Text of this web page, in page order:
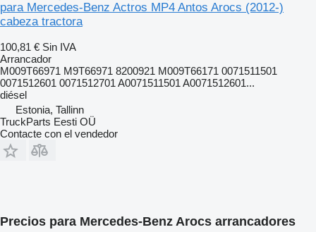
para Mercedes-Benz Actros MP4 Antos Arocs (2012-)
cabeza tractora
100,81 € Sin IVA
Arrancador
M009T66971 M9T66971 8200921 M009T66171 0071511501
0071512601 0071512701 A0071511501 A0071512601...
diésel
Estonia, Tallinn
TruckParts Eesti OÜ
Contacte con el vendedor
Precios para Mercedes-Benz Arocs arrancadores